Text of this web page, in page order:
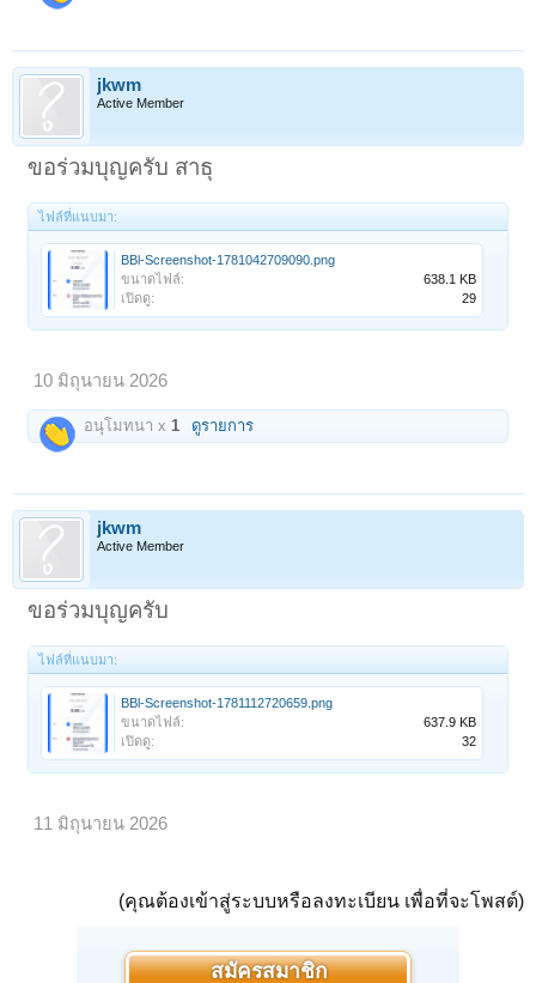
jkwm
Active Member
ขอร่วมบุญครับ สาธุ
ไฟล์ที่แนบมา:
BBl-Screenshot-1781042709090.png
ขนาดไฟล์:
638.1 KB
เปิดดู:
29
10 มิถุนายน 2026
อนุโมทนา x1 ดูรายการ
jkwm
Active Member
ขอร่วมบุญครับ
ไฟล์ที่แนบมา:
BBl-Screenshot-1781112720659.png
ขนาดไฟล์:
637.9 KB
เปิดดู:
32
11 มิถุนายน 2026
(คุณต้องเข้าสู่ระบบหรือลงทะเบียน เพื่อที่จะโพสต์)
สมัครสมาชิก